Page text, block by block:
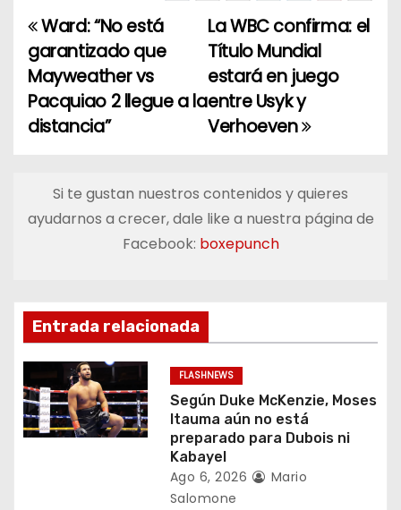
N
a
v
a
ó
n
d
e
La WBC confirma: el
Título Mundial
estará en juego
entre Usyk y
Verhoeven
Ward: “No está
garantizado que
Mayweather vs
Pacquiao 2 llegue a la
distancia”
Si te gustan nuestros contenidos y quieres
ayudarnos a crecer, dale like a nuestra página de
Facebook: boxepunch
Entrada relacionada
FLASHNEWS
Según Duke McKenzie, Moses
Itauma aún no está
preparado para Dubois ni
Kabayel
Ago 6, 2026
Mario
Salomone